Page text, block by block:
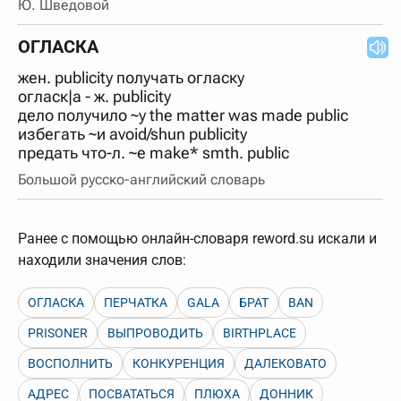
нужно будет нажать на кнопку "Найти".
указывать несколько слов в запросе. Например, если
"Найти", выведутся все словарные статьи о поэте
Пушкине, но не о городе.
В сложных запросах тоже могут присутствовать
неизвестные буквы. Например, в кроссворде есть
слово "***м***ов", в задании "русский поэт 19 века".
Пишем в Reword первым словом "***м***ов", далее
через пробел "поэт". Получается "***м***ов поэт" (без
кавычек). Нажимаем "Найти" и получаем статью
"Лермонтов" и не только.
словарь вверх или вниз за прямоугольник слева от
названия словаря. Также можно выключать ненужные
словари.
Ю. Шведовой
ОГЛАСКА
жен. publicity получать огласку
огласк|а - ж. publicity
дело получило ~у the matter was made public
избегать ~и avoid/shun publicity
предать что-л. ~е make* smth. public
Большой русско-английский словарь
Ранее с помощью онлайн-словаря reword.su искали и
находили значения слов:
ОГЛАСКА ПЕРЧАТКА GALA БРАТ BAN
PRISONER ВЫПРОВОДИТЬ BIRTHPLACE
ВОСПОЛНИТЬ КОНКУРЕНЦИЯ ДАЛЕКОВАТО
АДРЕС ПОСВАТАТЬСЯ ПЛЮХА ДОННИК